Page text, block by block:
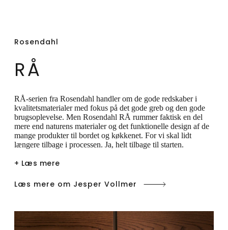
med nye kvalitetsprodukter til køkkenet.
Rosendahl
RÅ
RÅ-serien fra Rosendahl handler om de gode redskaber i
kvalitetsmaterialer med fokus på det gode greb og den gode
brugsoplevelse. Men Rosendahl RÅ rummer faktisk en del
mere end naturens materialer og det funktionelle design af de
mange produkter til bordet og køkkenet. For vi skal lidt
længere tilbage i processen. Ja, helt tilbage til starten.
+ Læs mere
Læs mere om Jesper Vollmer